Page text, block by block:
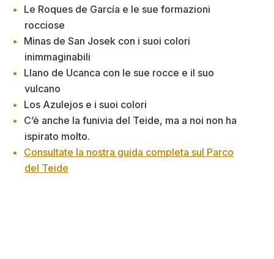
Le Roques de García e le sue formazioni
rocciose
Minas de San Josek con i suoi colori
inimmaginabili
Llano de Ucanca con le sue rocce e il suo
vulcano
Los Azulejos e i suoi colori
C’è anche la funivia del Teide, ma a noi non ha
ispirato molto.
Consultate la nostra guida completa sul Parco
del Teide